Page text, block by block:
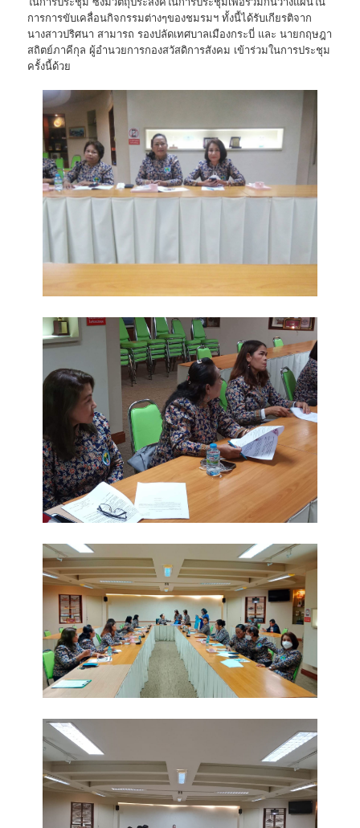
การการขับเคลื่อนกิจกรรมต่างๆของชมรมฯ ทั้งนี้ได้รับเกียรติจาก
นางสาวปริศนา สามารถ รองปลัดเทศบาลเมืองกระบี่ และ นายกฤษฎา
สถิตย์ภาคีกุล ผู้อำนวยการกองสวัสดิการสังคม เข้าร่วมในการประชุม
ครั้งนี้ด้วย